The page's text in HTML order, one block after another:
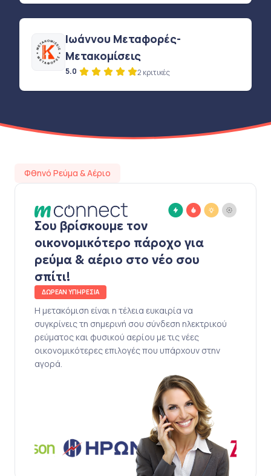
Ιωάννου Μεταφορές-
Μετακομίσεις
5.0 2 κριτικές
Φθηνό Ρεύμα & Αέριο
Σου βρίσκουμε τον
οικονομικότερο πάροχο για
ρεύμα & αέριο στο νέο σου
σπίτι!
ΔΩΡΕΑΝ ΥΠΗΡΕΣΙΑ
Η μετακόμιση είναι η τέλεια ευκαιρία να
συγκρίνεις τη σημερινή σου σύνδεση ηλεκτρικού
ρεύματος και φυσικού αερίου με τις νέες
οικονομικότερες επιλογές που υπάρχουν στην
αγορά.